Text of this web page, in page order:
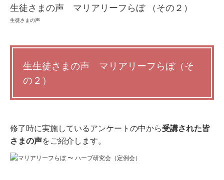
生徒さまの声 マリアリーフらぼ （その２）
生徒さまの声
生生徒さまの声 マリアリーフらぼ（そ
の２）
修了時に実施しているアンケートの中から受講された皆
さまの声をご紹介します。